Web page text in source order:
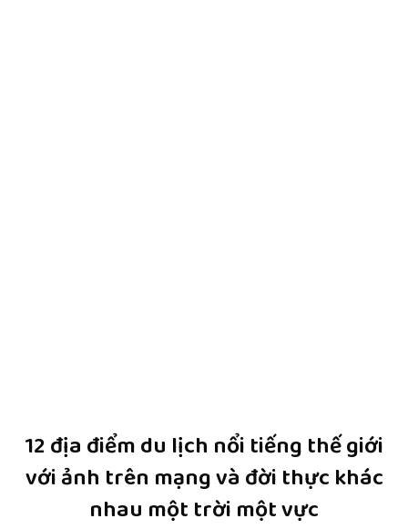
12 địa điểm du lịch nổi tiếng thế giới
với ảnh trên mạng và đời thực khác
nhau một trời một vực